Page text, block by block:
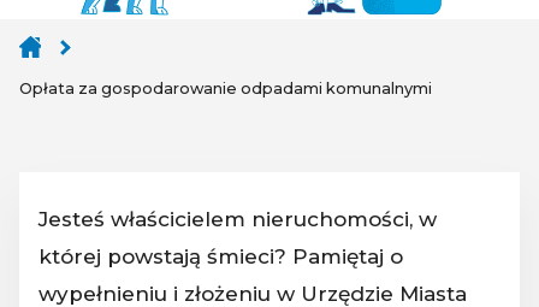
Opłata za gospodarowanie odpadami komunalnymi
Jesteś właścicielem nieruchomości, w
której powstają śmieci? Pamiętaj o
wypełnieniu i złożeniu w Urzędzie Miasta